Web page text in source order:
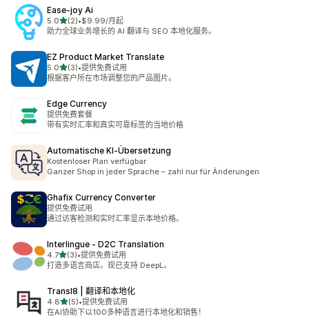
Ease‑joy Ai
5.0星（满分 5 星）
(2)
总共 2 条评论
•$9.99/月起
助力全球业务增长的 AI 翻译与 SEO 本地化服务。
EZ Product Market Translate
5.0星（满分 5 星）
(3)
总共 3 条评论
•提供免费试用
根据客户所在市场调整您的产品图片。
Edge Currency
提供免费套餐
带有实时汇率和真实可靠标签的当地价格
Automatische KI‑Übersetzung
Kostenloser Plan verfügbar
Ganzer Shop in jeder Sprache – zahl nur für Änderungen
Ghafix Currency Converter
提供免费试用
通过访客检测和实时汇率显示本地价格。
Interlingue ‑ D2C Translation
4.7星（满分 5 星）
(3)
总共 3 条评论
•提供免费试用
打造多语言商店。现已支持 DeepL。
Transl8 | 翻译和本地化
4.8星（满分 5 星）
(5)
总共 5 条评论
•提供免费试用
在AI协助下以100多种语言进行本地化和销售！